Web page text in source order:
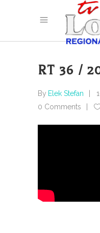
RT 36 /
By Elek Stefan
0 Comments